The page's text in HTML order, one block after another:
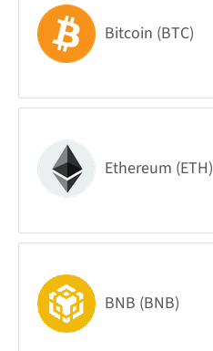
Bitcoin (BTC)
Ethereum (ETH)
BNB (BNB)